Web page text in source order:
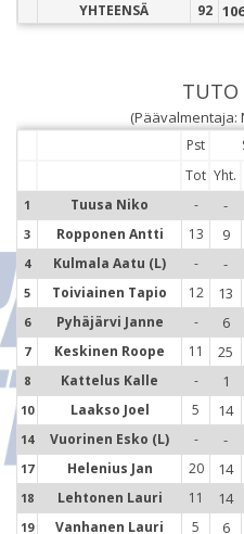
YHTEENSÄ
92 106
TUTO
(Päävalmentaja:
Pst
Tot Yht.
1 Tuusa Niko - -
3 Ropponen Antti 13 9
4 Kulmala Aatu (L) - -
5 Toiviainen Tapio 12 13
6 Pyhäjärvi Janne - 6
7 Keskinen Roope 11 25
8 Kattelus Kalle - 1
10 Laakso Joel 5 14
14 Vuorinen Esko (L) - -
17 Helenius Jan 20 14
18 Lehtonen Lauri 11 14
19 Vanhanen Lauri 5 6